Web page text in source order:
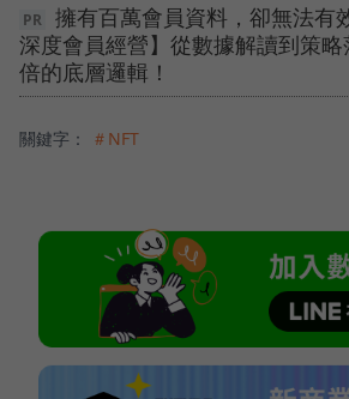
擁有百萬會員資料，卻無法有
深度會員經營】從數據解讀到策
倍的底層邏輯！
關鍵字： ＃NFT